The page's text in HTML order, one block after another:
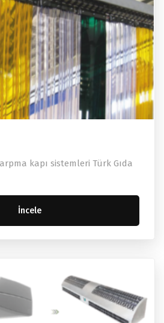
kapı sistemleri Türk Gıda
İncele